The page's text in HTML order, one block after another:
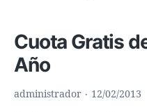
Cuota Gratis
Año
administrador 12/02/2013